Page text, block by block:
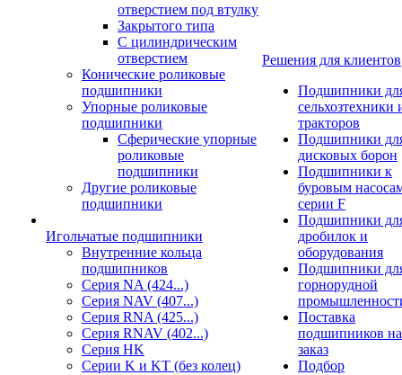
отверстием под втулку
Закрытого типа
С цилиндрическим
отверстием
Конические роликовые
подшипники
Упорные роликовые
подшипники
Сферические упорные
роликовые
подшипники
Другие роликовые
подшипники
Игольчатые подшипники
Внутренние кольца
подшипников
Серия NA (424...)
Серия NAV (407...)
Серия RNA (425...)
Серия RNAV (402...)
Серия HK
Серии K и KT (без колец)
Решения для клиентов
Подшипники
сельхозтехники
тракторов
Подшипники
дисковых борон
Подшипники к
буровым
серии F
Подшипники
дробилок и
оборудования
Подшипники
горнорудной
Поставка
подшипников на
заказ
Подбор